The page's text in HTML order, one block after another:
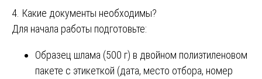
4. Какие документы необходимы?
Для начала работы подготовьте:
Образец шлама (500 г) в двойном полиэтиленовом
пакете с этикеткой (дата, место отбора, номер